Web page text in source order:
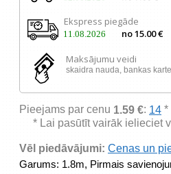
Ekspress piegāde
11.08.2026 no 15.00 €
Maksājumu veidi
skaidra nauda, ​​bankas
Pieejams par cenu 1.59 €: 14 *
* Lai pasūtīt vairāk ielieciet
Vēl piedāvājumi: Cenas un
Garums: 1.8m, Pirmais